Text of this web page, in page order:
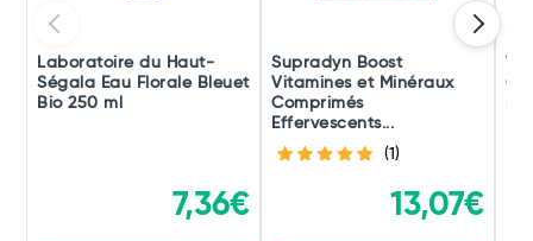
Laboratoire du Haut-
Ségala Eau Florale Bleuet
Bio 250 ml
7,36€
Supradyn Boost
Vitamines et Minéraux
Comprimés
Effervescents...
(1)
13,07€